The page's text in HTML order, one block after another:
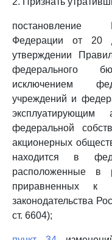
постановление
Федерации от 20
утверждении
федерального
исключением
учреждений и
федеральной
акционерных
находится в
расположенные в
приравненных к
законодательства
ст. 6604);